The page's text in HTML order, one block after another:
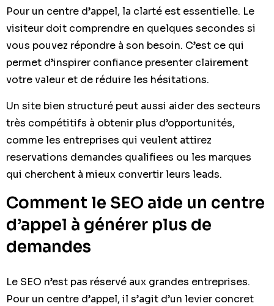
Pour un centre d’appel, la clarté est essentielle. Le
visiteur doit comprendre en quelques secondes si
vous pouvez répondre à son besoin. C’est ce qui
permet d’inspirer confiance presenter clairement
votre valeur et de réduire les hésitations.
Un site bien structuré peut aussi aider des secteurs
très compétitifs à obtenir plus d’opportunités,
comme les entreprises qui veulent attirez
reservations demandes qualifiees ou les marques
qui cherchent à mieux convertir leurs leads.
Comment le SEO aide un centre
d’appel à générer plus de
demandes
Le SEO n’est pas réservé aux grandes entreprises.
Pour un centre d’appel, il s’agit d’un levier concret